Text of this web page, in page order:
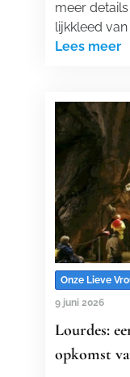
meer
lijkkleed
Lees meer
Onze Lieve
9 juni 2026
Lourdes:
opkomst